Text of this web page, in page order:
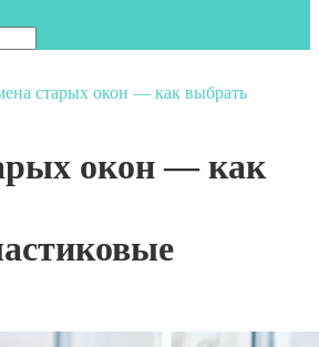
старых окон — как выбрать
окон — как